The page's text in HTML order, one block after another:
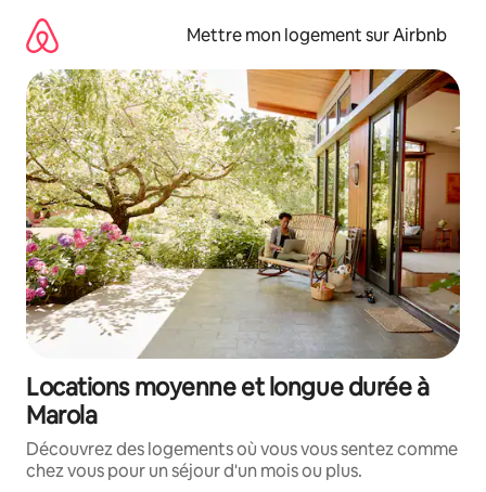
directement
contenu
Mettre mon logement sur Airbnb
Locations moyenne et longue durée à
Marola
Découvrez des logements où vous vous sentez comme
chez vous pour un séjour d'un mois ou plus.